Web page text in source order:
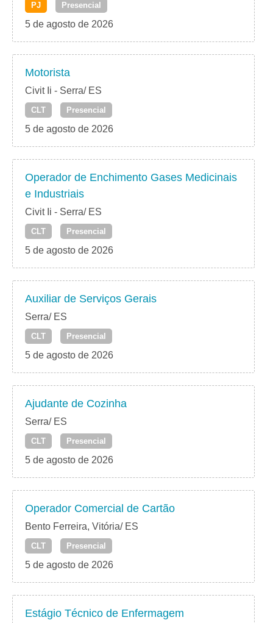
PJ Presencial
5 de agosto de 2026
Motorista
Civit Ii - Serra/ ES
CLT Presencial
5 de agosto de 2026
Operador de Enchimento Gases Medicinais
e Industriais
Civit Ii - Serra/ ES
CLT Presencial
5 de agosto de 2026
Auxiliar de Serviços Gerais
Serra/ ES
CLT Presencial
5 de agosto de 2026
Ajudante de Cozinha
Serra/ ES
CLT Presencial
5 de agosto de 2026
Operador Comercial de Cartão
Bento Ferreira, Vitória/ ES
CLT Presencial
5 de agosto de 2026
Estágio Técnico de Enfermagem